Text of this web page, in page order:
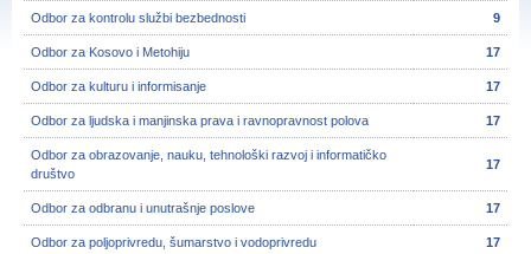
Odbor za kontrolu službi bezbednosti 9
Odbor za Kosovo i Metohiju 17
Odbor za kulturu i informisanje 17
Odbor za ljudska i manjinska prava i ravnopravnost polova 17
Odbor za obrazovanje, nauku, tehnološki razvoj i informatičko
društvo
17
Odbor za odbranu i unutrašnje poslove 17
Odbor za poljoprivredu, šumarstvo i vodoprivredu 17